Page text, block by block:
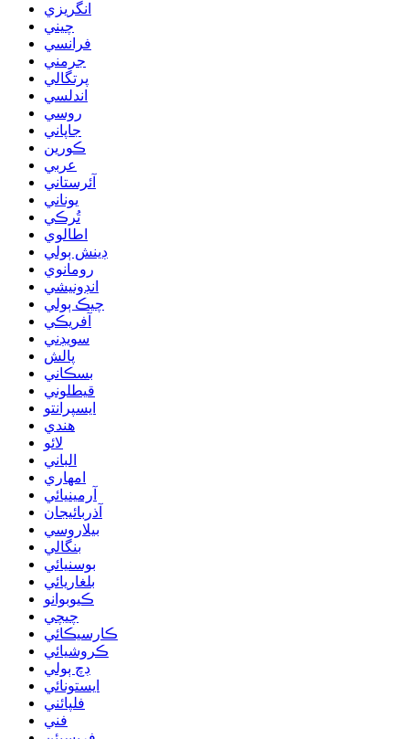
انگريزي
چيني
فرانسي
جرمني
پرتگالي
اندلسي
روسي
جاپاني
ڪورين
عربي
آئرستاني
يوناني
تُرڪي
اطالوي
ڊينش ٻولي
رومانوي
انڊونيشي
چيڪ ٻولي
آفريڪي
سويڊني
پالش
بسڪاني
قيطلوني
ايسپرانتو
هندي
لائو
الباني
امهاري
آرمينيائي
آذربائيجان
بيلاروسي
بنگالي
بوسنيائي
بلغاريائي
ڪيوبوانو
چيچي
ڪارسيڪائي
ڪروشيائي
ڊچ ٻولي
ايستونائي
فلپائني
فني